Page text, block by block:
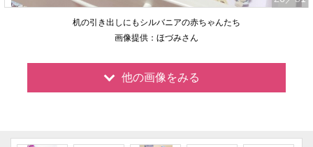
机の引き出しにもシルバニアの赤ちゃんたち
画像提供：ほづみさん
他の画像をみる